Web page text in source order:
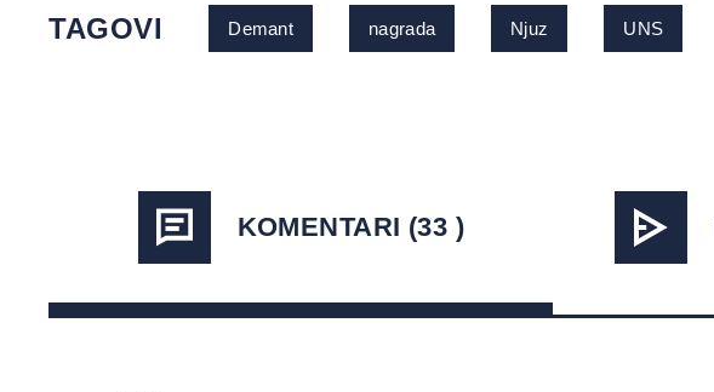
TAGOVI Demant nagrada Njuz UNS
KOMENTARI (33 )